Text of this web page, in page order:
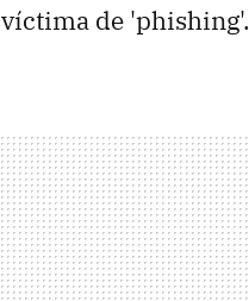
de 'phishing'.